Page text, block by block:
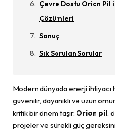
Çevre Dostu Orion Pil
Çözümleri
Sonuç
Sık Sorulan Sorular
Modern dünyada enerji ihtiyacı
güvenilir, dayanıklı ve uzun
kritik bir önem taşır. Orion pil,
projeler ve sürekli güç